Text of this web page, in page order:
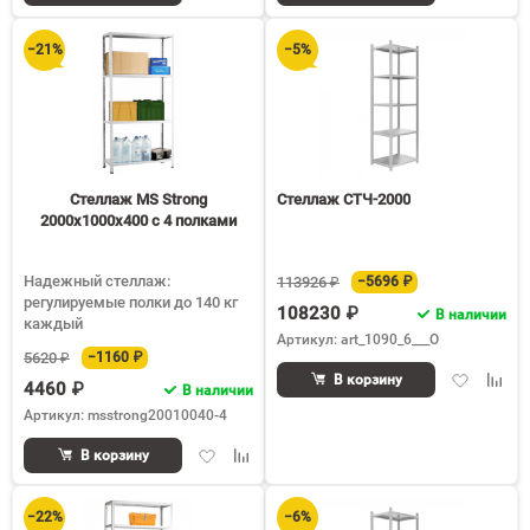
сравнению
−21%
Стеллаж MS Strong
2000х1000х400 c 4 полками
Надежный стеллаж:
регулируемые полки до 140 кг
каждый
5620 ₽
−1160 ₽
4460 ₽
В наличии
Артикул: msstrong20010040-4
ДобавитьДобавить
сравнению
В корзину
−5%
Стеллаж СТЧ-2000
113926 ₽ −5696 ₽
108230 ₽
В наличии
Артикул: art_1090_6___O
Добавить
В корзину
−22% −6%